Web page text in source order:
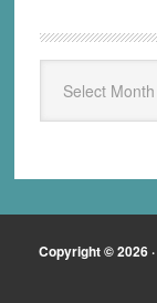
Kloptdatwel.nl
Copyright © 2026 ·